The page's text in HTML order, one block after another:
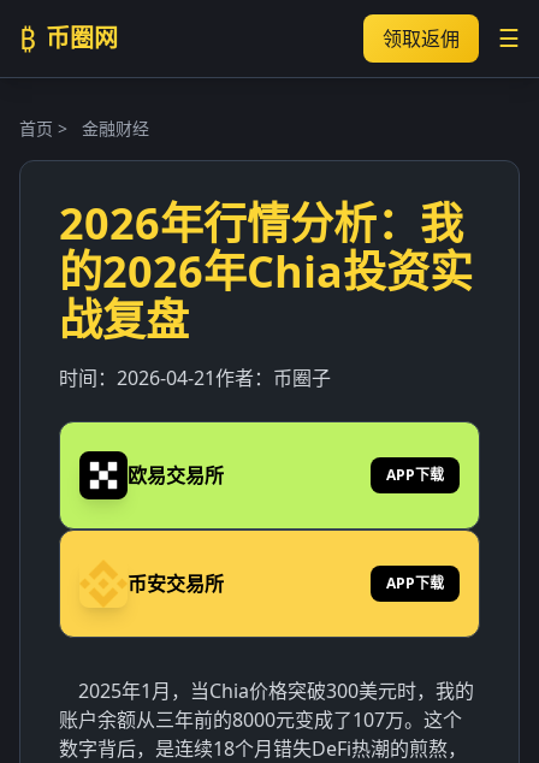
₿ 币圈网 领取返佣 ☰
首页 > 金融财经
2026年行情分析：我
的2026年Chia投资实
战复盘
时间： 2026-04-21作者： 币圈子
欧易交易所 APP下载
币安交易所 APP下载
2025年1月，当Chia价格突破300美元时，我的
账户余额从三年前的8000元变成了107万。这个
数字背后，是连续18个月错失DeFi热潮的煎熬，